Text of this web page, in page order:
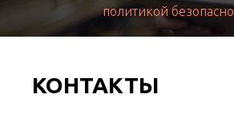
политикой
КОНТАКТЫ